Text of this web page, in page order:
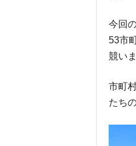
今回
53市
競いま
市町
たち